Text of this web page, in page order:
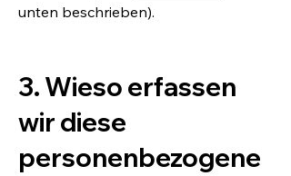
unten beschrieben).
3. Wieso erfassen
wir diese
personenbezogene